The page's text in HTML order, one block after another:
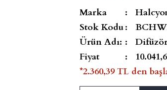
Marka
Stok Kodu
Ürün Adı:
Fiyat
*2.360,39 TL den